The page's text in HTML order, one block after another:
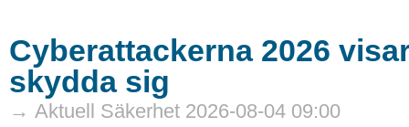
Cyberattackerna 2026
skydda sig
→ Aktuell Säkerhet 2026-08-04 09:00